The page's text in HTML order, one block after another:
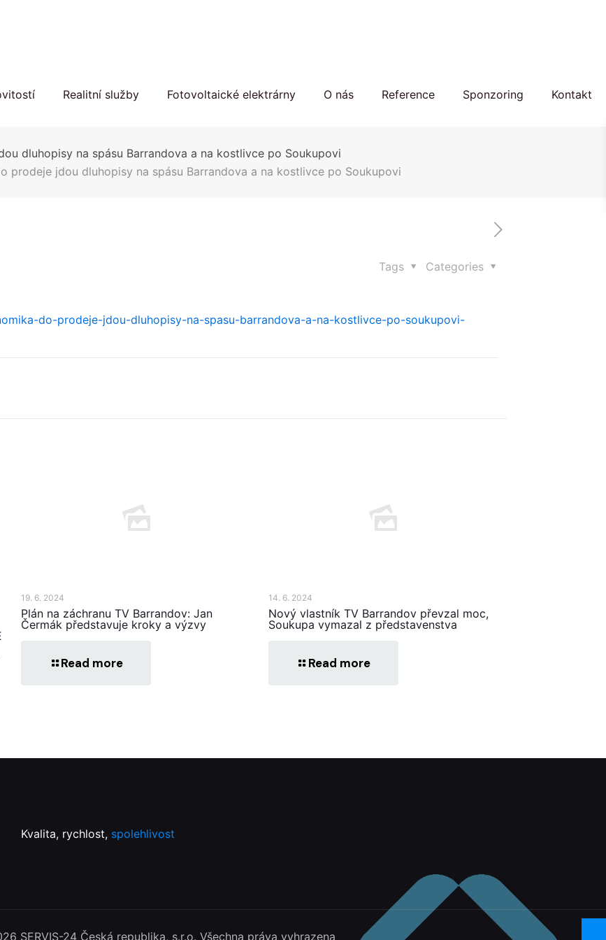
Realitní služby Fotovoltaické elektrárny O nás Reference Sponzoring Kontakt
dluhopisy na spásu Barrandova a na kostlivce po Soukupovi
prodeje jdou dluhopisy na spásu Barrandova a na kostlivce po Soukupovi
Categories
Tags
do-prodeje-jdou-dluhopisy-na-spasu-barrandova-a-na-kostlivce-po-soukupovi-
19. 6. 2024
Plán na záchranu TV Barrandov: Jan
Čermák představuje kroky a výzvy
Read more
14. 6. 2024
Nový vlastník TV Barrandov převzal moc,
Soukupa vymazal z představenstva
Read more
Kvalita, rychlost, spolehlivost
SERVIS-24 Česká republika, s.r.o. Všechna práva vyhrazena